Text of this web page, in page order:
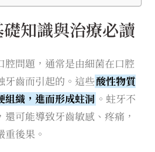
知識與治療必讀
腔問題，通常是由細菌在口腔
牙齒而引起的。這些酸性物質
組織，進而形成蛀洞 。蛀牙不
可能導致牙齒敏感、疼痛，
後果。